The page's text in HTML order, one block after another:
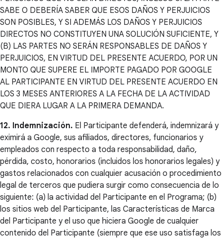
SABE O DEBERÍA SABER QUE ESOS DAÑOS Y PERJUICIOS
SON POSIBLES, Y SI ADEMÁS LOS DAÑOS Y PERJUICIOS
DIRECTOS NO CONSTITUYEN UNA SOLUCIÓN SUFICIENTE, Y
(B) LAS PARTES NO SERÁN RESPONSABLES DE DAÑOS Y
PERJUICIOS, EN VIRTUD DEL PRESENTE ACUERDO, POR UN
MONTO QUE SUPERE EL IMPORTE PAGADO POR GOOGLE
AL PARTICIPANTE EN VIRTUD DEL PRESENTE ACUERDO EN
LOS 3 MESES ANTERIORES A LA FECHA DE LA ACTIVIDAD
QUE DIERA LUGAR A LA PRIMERA DEMANDA.
12. Indemnización. El Participante defenderá, indemnizará y
eximirá a Google, sus afiliados, directores, funcionarios y
empleados con respecto a toda responsabilidad, daño,
pérdida, costo, honorarios (incluidos los honorarios legales) y
gastos relacionados con cualquier acusación o procedimiento
legal de terceros que pudiera surgir como consecuencia de lo
siguiente: (a) la actividad del Participante en el Programa; (b)
los sitios web del Participante, las Características de Marca
del Participante y el uso que hiciera Google de cualquier
contenido del Participante (siempre que ese uso satisfaga los